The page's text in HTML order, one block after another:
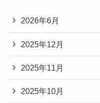
2026年6月
2025年12月
2025年11月
2025年10月